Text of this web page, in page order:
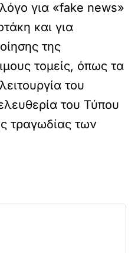
για «fake news»
και για
της
τομείς, όπως τα
του
του Τύπου
τραγωδίας των